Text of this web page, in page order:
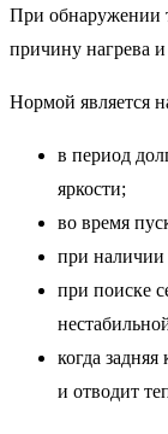
При обнаружении
причину нагрева
Нормой является
в период
яркости;
во время
при наличии
при поиске
когда
и отводит